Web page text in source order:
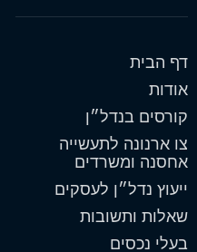
דף הבית
אודות
קורסים בנדל״ן
צו ארנונה לתעשייה
אחסנה ומשרדים
ייעוץ נדל״ן לעסקים
שאלות ותשובות
בעלי נכסים